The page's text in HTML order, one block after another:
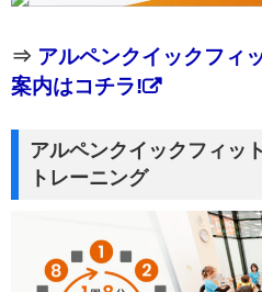
⇒ アルペンクイックフィ
案内はコチラ!
アルペンクイックフィッ
トレーニング